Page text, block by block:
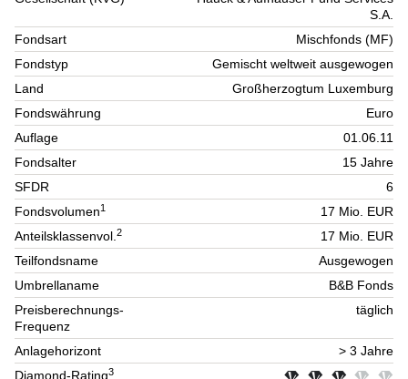
S.A.
Fondsart
Mischfonds (MF)
Fondstyp
Gemischt weltweit ausgewogen
Land
Großherzogtum Luxemburg
Fondswährung
Euro
Auflage
01.06.11
Fondsalter
15 Jahre
SFDR
6
Fondsvolumen1
17 Mio. EUR
Anteilsklassenvol.2
17 Mio. EUR
Teilfondsname
Ausgewogen
Umbrellaname
B&B Fonds
Preisberechnungs-
Frequenz
täglich
Anlagehorizont
> 3 Jahre
Diamond-Rating3